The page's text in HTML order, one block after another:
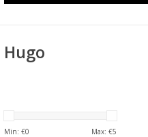
Hugo
Min: €0 Max: €5